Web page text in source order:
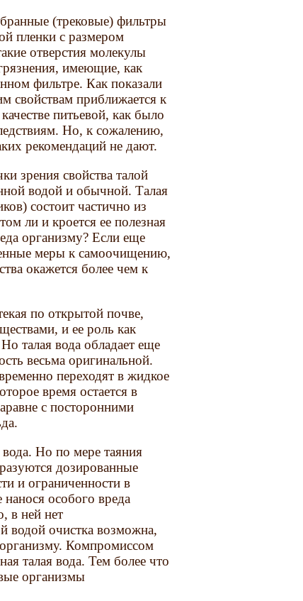
(трековые) фильтры
пленки с размером
отверстия молекулы
имеющие, как
фильтре. Как показали
свойствам приближается к
питьевой, как было
Но, к сожалению,
рекомендаций не дают.
зрения свойства талой
водой и обычной. Талая
состоит частично из
ли и кроется ее полезная
организму? Если еще
меры к самоочищению,
окажется более чем к
по открытой почве,
и ее роль как
талая вода обладает еще
весьма оригинальной.
переходят в жидкое
время остается в
с посторонними
вода. Но по мере таяния
дозированные
и ограниченности в
особого вреда
в ней нет
водой очистка возможна,
Компромиссом
талая вода. Тем более что
организмы